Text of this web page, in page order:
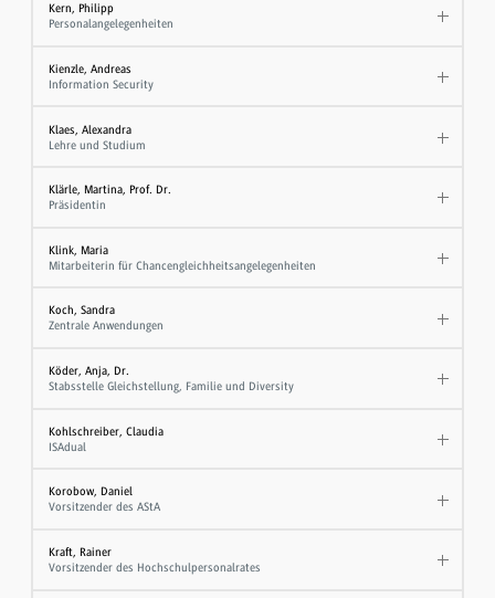
Kern, Philipp
Personalangelegenheiten
Kienzle, Andreas
Information Security
Klaes, Alexandra
Lehre und Studium
Klärle, Martina, Prof. Dr.
Präsidentin
Klink, Maria
Mitarbeiterin für Chancengleichheitsangelegenheiten
Koch, Sandra
Zentrale Anwendungen
Köder, Anja, Dr.
Stabsstelle Gleichstellung, Familie und Diversity
Kohlschreiber, Claudia
ISAdual
Korobow, Daniel
Vorsitzender des AStA
Kraft, Rainer
Vorsitzender des Hochschulpersonalrates